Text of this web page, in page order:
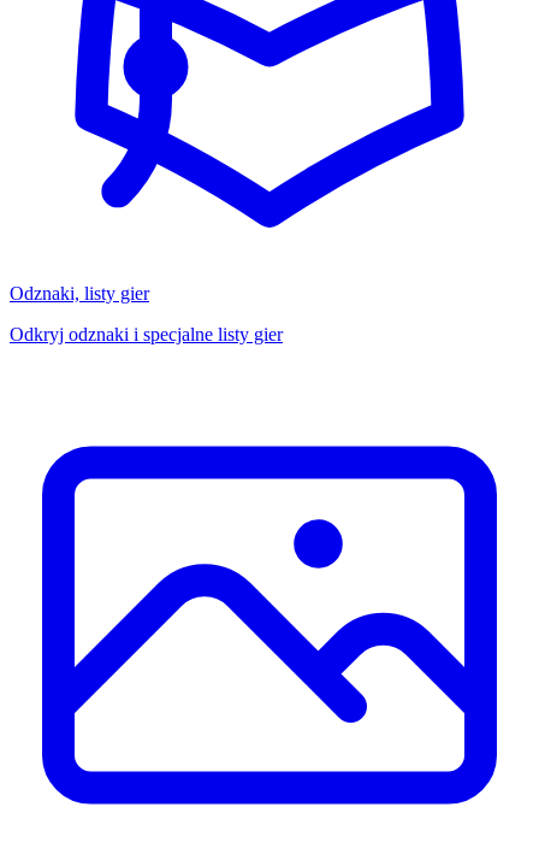
Odznaki, listy gier
Odkryj odznaki i specjalne listy gier